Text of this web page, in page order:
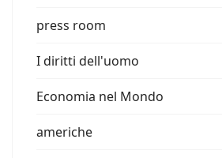
press room
I diritti dell'uomo
Economia nel Mondo
americhe